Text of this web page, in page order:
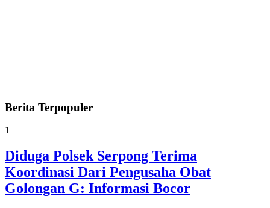
Berita Terpopuler
1
Diduga Polsek Serpong Terima
Koordinasi Dari Pengusaha Obat
Golongan G: Informasi Bocor